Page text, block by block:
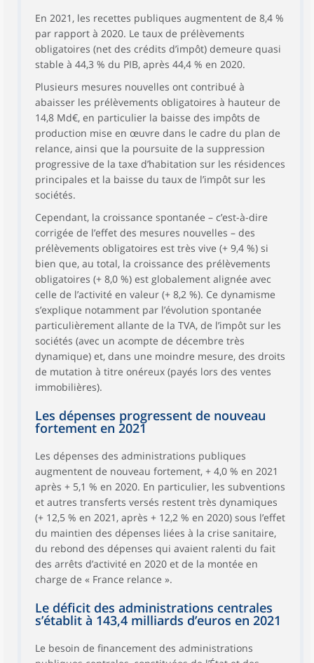
En 2021, les recettes publiques augmentent de 8,4 %
par rapport à 2020. Le taux de prélèvements
obligatoires (net des crédits d’impôt) demeure quasi
stable à 44,3 % du PIB, après 44,4 % en 2020.
Plusieurs mesures nouvelles ont contribué à
abaisser les prélèvements obligatoires à hauteur de
14,8 Md€, en particulier la baisse des impôts de
production mise en œuvre dans le cadre du plan de
relance, ainsi que la poursuite de la suppression
progressive de la taxe d’habitation sur les résidences
principales et la baisse du taux de l’impôt sur les
sociétés.
Cependant, la croissance spontanée – c’est-à-dire
corrigée de l’effet des mesures nouvelles – des
prélèvements obligatoires est très vive (+ 9,4 %) si
bien que, au total, la croissance des prélèvements
obligatoires (+ 8,0 %) est globalement alignée avec
celle de l’activité en valeur (+ 8,2 %). Ce dynamisme
s’explique notamment par l’évolution spontanée
particulièrement allante de la TVA, de l’impôt sur les
sociétés (avec un acompte de décembre très
dynamique) et, dans une moindre mesure, des droits
de mutation à titre onéreux (payés lors des ventes
immobilières).
Les dépenses progressent de nouveau
fortement en 2021
Les dépenses des administrations publiques
augmentent de nouveau fortement, + 4,0 % en 2021
après + 5,1 % en 2020. En particulier, les subventions
et autres transferts versés restent très dynamiques
(+ 12,5 % en 2021, après + 12,2 % en 2020) sous l’effet
du maintien des dépenses liées à la crise sanitaire,
du rebond des dépenses qui avaient ralenti du fait
des arrêts d’activité en 2020 et de la montée en
charge de « France relance ».
Le déficit des administrations centrales
s’établit à 143,4 milliards d’euros en 2021
Le besoin de financement des administrations